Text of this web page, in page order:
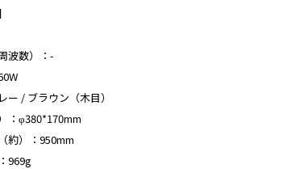
波数）：-
ー / ブラウン（木目）
：φ380*170mm
約）：950mm
969g